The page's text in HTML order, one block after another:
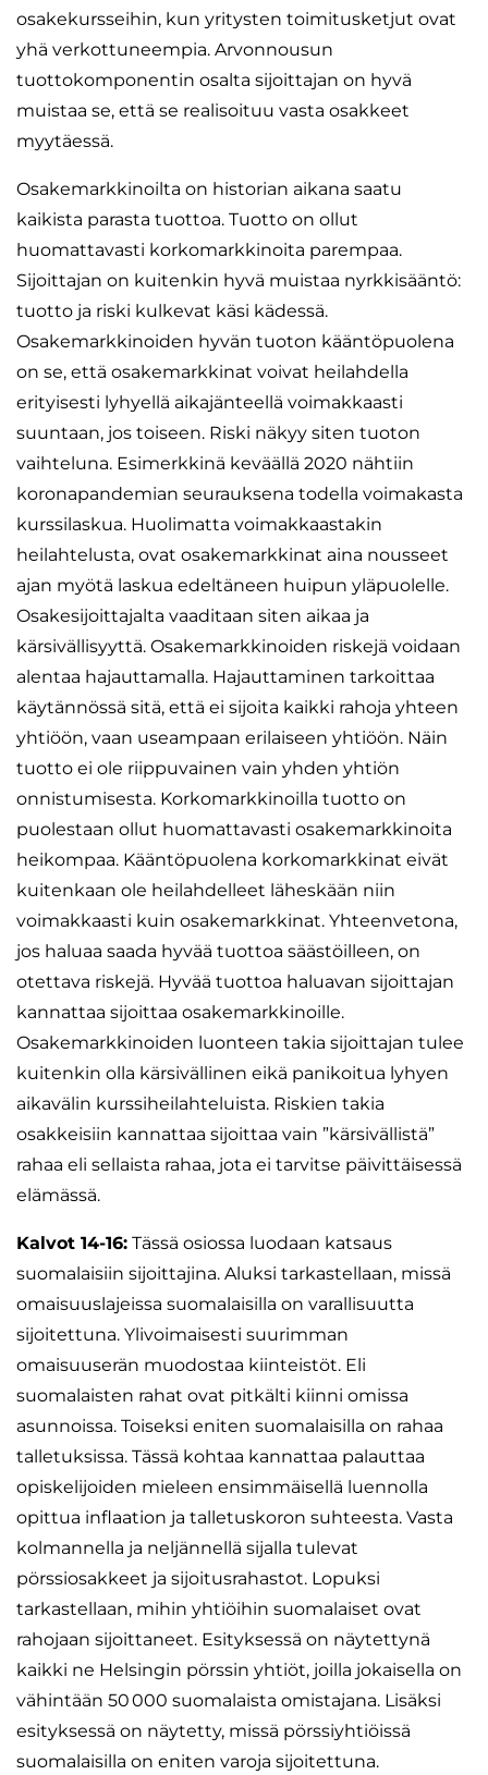
osakekursseihin, kun yritysten toimitusketjut ovat
yhä verkottuneempia. Arvonnousun
tuottokomponentin osalta sijoittajan on hyvä
muistaa se, että se realisoituu vasta osakkeet
myytäessä.
Osakemarkkinoilta on historian aikana saatu
kaikista parasta tuottoa. Tuotto on ollut
huomattavasti korkomarkkinoita parempaa.
Sijoittajan on kuitenkin hyvä muistaa nyrkkisääntö:
tuotto ja riski kulkevat käsi kädessä.
Osakemarkkinoiden hyvän tuoton kääntöpuolena
on se, että osakemarkkinat voivat heilahdella
erityisesti lyhyellä aikajänteellä voimakkaasti
suuntaan, jos toiseen. Riski näkyy siten tuoton
vaihteluna. Esimerkkinä keväällä 2020 nähtiin
koronapandemian seurauksena todella voimakasta
kurssilaskua. Huolimatta voimakkaastakin
heilahtelusta, ovat osakemarkkinat aina nousseet
ajan myötä laskua edeltäneen huipun yläpuolelle.
Osakesijoittajalta vaaditaan siten aikaa ja
kärsivällisyyttä. Osakemarkkinoiden riskejä voidaan
alentaa hajauttamalla. Hajauttaminen tarkoittaa
käytännössä sitä, että ei sijoita kaikki rahoja yhteen
yhtiöön, vaan useampaan erilaiseen yhtiöön. Näin
tuotto ei ole riippuvainen vain yhden yhtiön
onnistumisesta. Korkomarkkinoilla tuotto on
puolestaan ollut huomattavasti osakemarkkinoita
heikompaa. Kääntöpuolena korkomarkkinat eivät
kuitenkaan ole heilahdelleet läheskään niin
voimakkaasti kuin osakemarkkinat. Yhteenvetona,
jos haluaa saada hyvää tuottoa säästöilleen, on
otettava riskejä. Hyvää tuottoa haluavan sijoittajan
kannattaa sijoittaa osakemarkkinoille.
Osakemarkkinoiden luonteen takia sijoittajan tulee
kuitenkin olla kärsivällinen eikä panikoitua lyhyen
aikavälin kurssiheilahteluista. Riskien takia
osakkeisiin kannattaa sijoittaa vain ”kärsivällistä”
rahaa eli sellaista rahaa, jota ei tarvitse päivittäisessä
elämässä.
Kalvot 14-16: Tässä osiossa luodaan katsaus
suomalaisiin sijoittajina. Aluksi tarkastellaan, missä
omaisuuslajeissa suomalaisilla on varallisuutta
sijoitettuna. Ylivoimaisesti suurimman
omaisuuserän muodostaa kiinteistöt. Eli
suomalaisten rahat ovat pitkälti kiinni omissa
asunnoissa. Toiseksi eniten suomalaisilla on rahaa
talletuksissa. Tässä kohtaa kannattaa palauttaa
opiskelijoiden mieleen ensimmäisellä luennolla
opittua inflaation ja talletuskoron suhteesta. Vasta
kolmannella ja neljännellä sijalla tulevat
pörssiosakkeet ja sijoitusrahastot. Lopuksi
tarkastellaan, mihin yhtiöihin suomalaiset ovat
rahojaan sijoittaneet. Esityksessä on näytettynä
kaikki ne Helsingin pörssin yhtiöt, joilla jokaisella on
vähintään 50 000 suomalaista omistajana. Lisäksi
esityksessä on näytetty, missä pörssiyhtiöissä
suomalaisilla on eniten varoja sijoitettuna.